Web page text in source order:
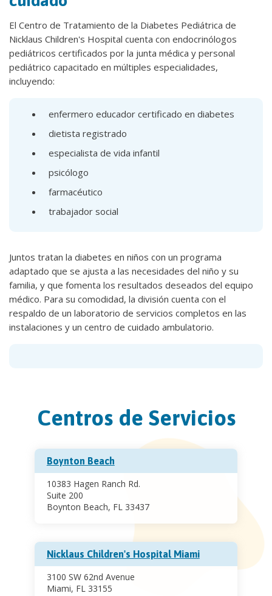
El Centro de Tratamiento de la Diabetes Pediátrica de
Nicklaus Children's Hospital cuenta con endocrinólogos
pediátricos certificados por la junta médica y personal
pediátrico capacitado en múltiples especialidades,
incluyendo:
enfermero educador certificado en diabetes
dietista registrado
especialista de vida infantil
psicólogo
farmacéutico
trabajador social
Juntos tratan la diabetes en niños con un programa
adaptado que se ajusta a las necesidades del niño y su
familia, y que fomenta los resultados deseados del equipo
médico. Para su comodidad, la división cuenta con el
respaldo de un laboratorio de servicios completos en las
instalaciones y un centro de cuidado ambulatorio.
Centros de Servicios
Boynton Beach
10383 Hagen Ranch Rd.
Suite 200
Boynton Beach, FL 33437
Nicklaus Children's Hospital Miami
3100 SW 62nd Avenue
Miami, FL 33155